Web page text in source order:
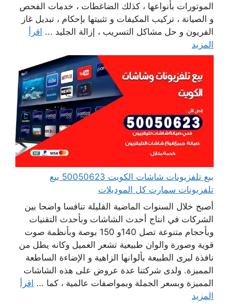
الموتورات بأنواعها ، كذلك الضاغطات ، خدمات الفحص
و الصيانة ، تركيب المكيفات و تثبيتها بإحكام ، تبديل غاز
الفريون و حل مشاكل التسريب ، إزالة الجليد ... اقرأ
المزيد
بيع تلفزيونات شاشات الكويت 50050623 بيع
تلفزيونات سمارت كل الموديلات
أصبح خلال السنوات الماضية القليلة تنافسا واضحا بين
الشركات في انتاج أحدث الشاشات وبأحدث التقنيات
وبأحجام متنوعة تصل 140و 150 بوصة وبأنظمة صوت
قوية وصورة والوان طبيعية تشعر العميل وكانه يطل من
نافذة ليرى الطبيعة بألوانها الزاهية و الإضاءة الساطعة
المميزة. ولدى شركتنا عدة عروض على هذه الشاشات
المميزة وبسعر الجملة وبمواصفات عالمية ، كما ... اقرأ
المزيد